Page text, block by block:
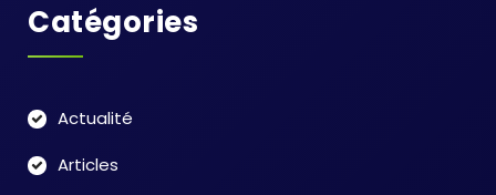
Catégories
Actualité
Articles